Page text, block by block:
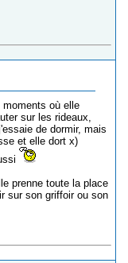
où elle
sur les rideaux,
de dormir, mais
et elle dort x)
prenne toute la place
sur son griffoir ou son